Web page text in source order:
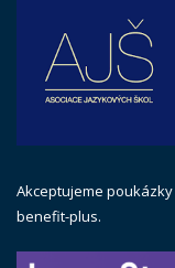
Akceptujeme
benefit-plus.